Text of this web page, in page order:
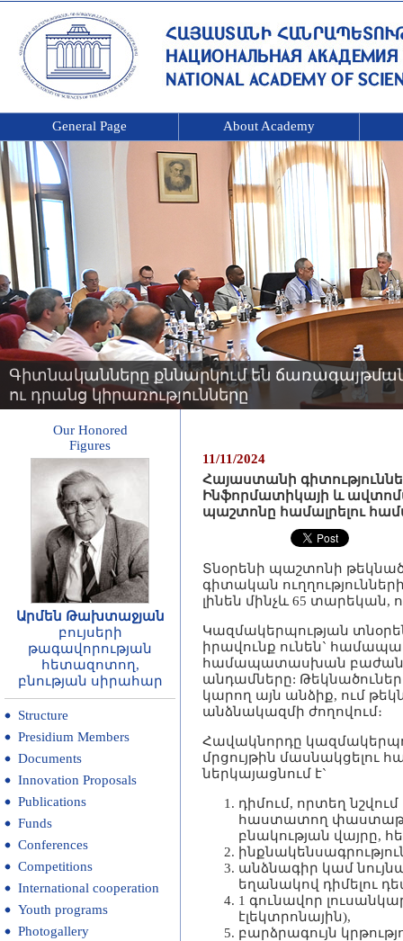
General Page About Academy
Գիտնականները քննարկում են
ու դրանց կիրառությունները
Our Honored
Figures
Արմեն Թախտաջյան
բույսերի
թագավորության
հետազոտող,
բնության սիրահար
Structure
Presidium Members
Documents
Innovation Proposals
Publications
Funds
Conferences
Competitions
International cooperation
Youth programs
Photogallery
11/11/2024
Հայաստանի
Ինֆորմատիկայի և
պաշտոնը համալրելու
Տնօրենի պաշտոնի
գիտական
լինեն մինչև 65
Կազմակերպության
իրավունք ունեն`
համապատասխան
անդամները:
կարող այն անձիք, ում
անձնակազմի ժողովում։
Հավակնորդը
մրցույթին
ներկայացնում է`
դիմում, որտեղ
հաստատող
բնակության վայրը,
անձնագիր կամ
եղանակով դիմելու
1 գունավոր
էլեկտրոնային),
բարձրագույն